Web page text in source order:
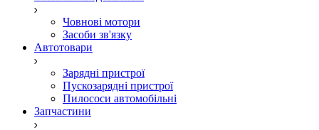
Човнові мотори
Засоби зв'язку
Автотовари
Зарядні пристрої
Пускозарядні пристрої
Пилососи автомобільні
Запчастини